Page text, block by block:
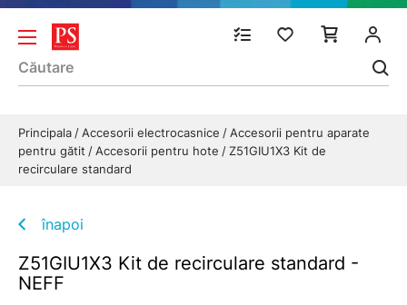
Principala Accesorii electrocasnice
Accesorii pentru aparate
pentru gătit
Accesorii pentru hote
Z51GIU1X3 Kit de
recirculare standard
înapoi
Z51GIU1X3 Kit de recirculare standard -
NEFF